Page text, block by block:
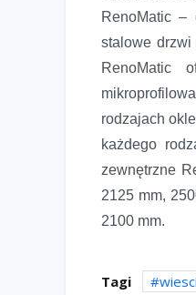
RenoMatic –
stalowe drzwi
RenoMatic
rodzajach
każdego
zewnętrzne
2125 mm,
2100 mm.
Tagi wiesci